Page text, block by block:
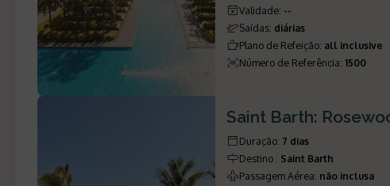
Validade: --
Saídas: diárias
Plano de Refeição: all inclusive
Número de Referência:1500
Saint Barth:
Duração: 7 dias
Destino : Saint Barth
Passagem Aérea: não inclusa